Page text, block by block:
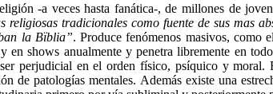
-a veces hasta fanática-, de millones de
religiosas tradicionales como fuente de sus mas
la Bïblia”. Produce fenómenos masivos, como
shows anualmente y penetra libremente en
perjudicial en el orden físico, psíquico y moral.
de patologías mentales. Además existe una